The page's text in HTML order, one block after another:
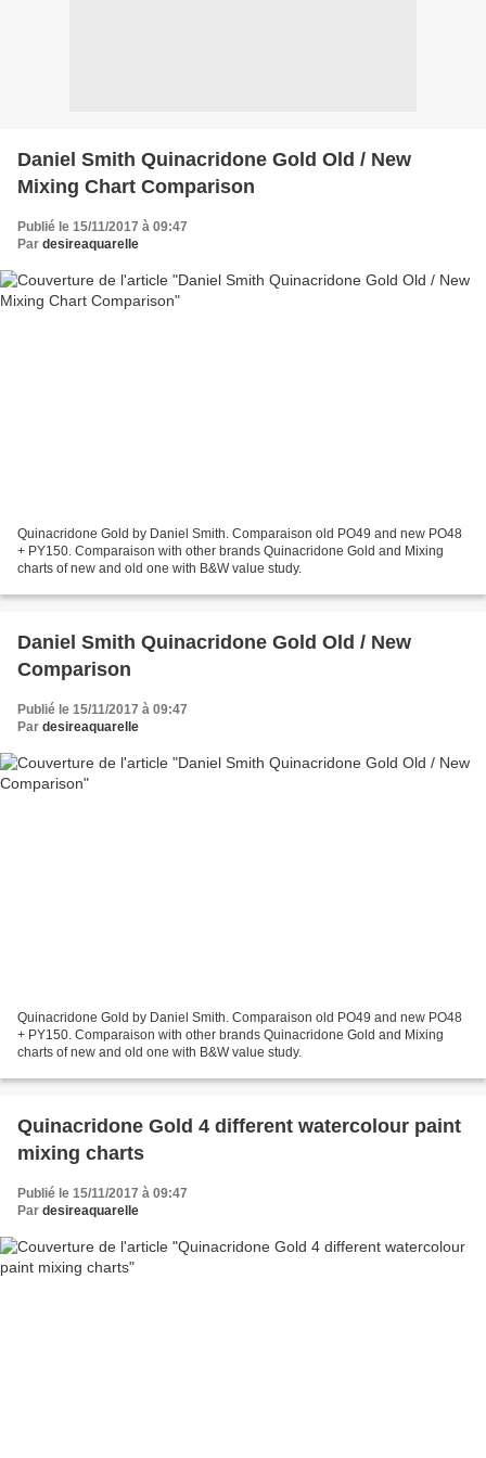
Daniel Smith Quinacridone Gold Old / New
Mixing Chart Comparison
Publié le 15/11/2017 à 09:47
Par desireaquarelle
Quinacridone Gold by Daniel Smith. Comparaison old PO49 and new PO48
+ PY150. Comparaison with other brands Quinacridone Gold and Mixing
charts of new and old one with B&W value study.
Daniel Smith Quinacridone Gold Old / New
Comparison
Publié le 15/11/2017 à 09:47
Par desireaquarelle
Quinacridone Gold by Daniel Smith. Comparaison old PO49 and new PO48
+ PY150. Comparaison with other brands Quinacridone Gold and Mixing
charts of new and old one with B&W value study.
Quinacridone Gold 4 different watercolour paint
mixing charts
Publié le 15/11/2017 à 09:47
Par desireaquarelle